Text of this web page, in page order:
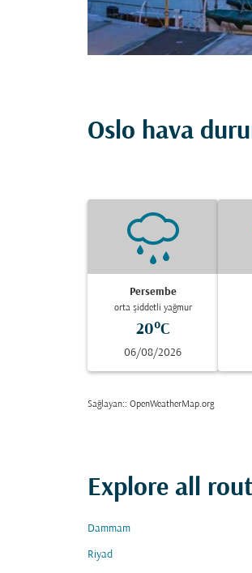
Oslo hava
Persembe
orta şiddetli yağmur
20°C
06/08/2026
Sağlayan:: OpenWeatherMap.org
Explore all
Dammam
Riyad